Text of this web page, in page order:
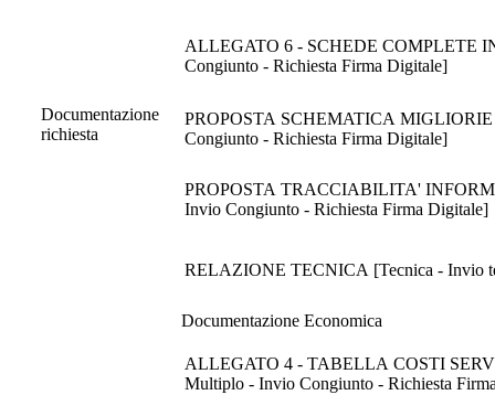
Documentazione
richiesta
ALLEGATO 6 - SCHEDE COMPLETE
Congiunto - Richiesta Firma Digitale]
PROPOSTA SCHEMATICA MIGLIORIE
Congiunto - Richiesta Firma Digitale]
PROPOSTA TRACCIABILITA'
Invio Congiunto - Richiesta Firma Digitale]
RELAZIONE TECNICA [Tecnica - Invio
Documentazione Economica
ALLEGATO 4 - TABELLA COSTI
Multiplo - Invio Congiunto - Richiesta